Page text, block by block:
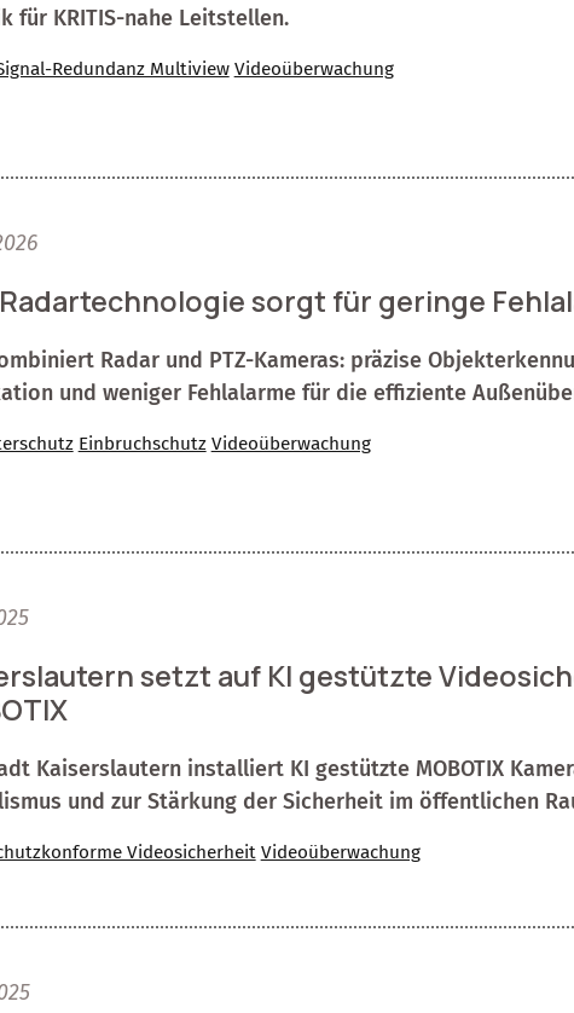
für KRITIS-nahe Leitstellen.
Redundanz Multiview Videoüberwachung
sorgt für geringe
Radar und PTZ-Kameras: präzise
und weniger Fehlalarme für die effiziente
Einbruchschutz Videoüberwachung
setzt auf KI gestützte
Kaiserslautern installiert KI gestützte MOBOTIX
und zur Stärkung der Sicherheit im öffentlichen
Videosicherheit Videoüberwachung